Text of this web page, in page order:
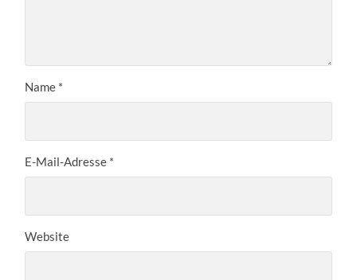
Name *
E-Mail-Adresse *
Website